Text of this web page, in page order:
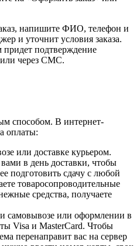
напишите ФИО, телефон и
и уточнит условия заказа.
придет подтверждение
или через СМС.
способом. В интернет-
оплаты:
или доставке курьером.
в день доставки, чтобы
подготовить сдачу с любой
товаросопроводительные
средства, получаете
самовывозе или оформлении в
Visa и MasterCard. Чтобы
перенаправит вас на сервер